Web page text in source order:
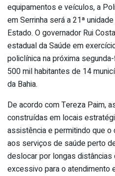
equipamentos e veículos, a
em Serrinha será a 21ª
Estado. O governador Rui
estadual da Saúde em
policlínica na próxima
500 mil habitantes de 14
da Bahia.
De acordo com Tereza Paim,
construídas em locais
assistência e permitindo que
aos serviços de saúde perto
deslocar por longas distâncias
excessivo para o atendimento